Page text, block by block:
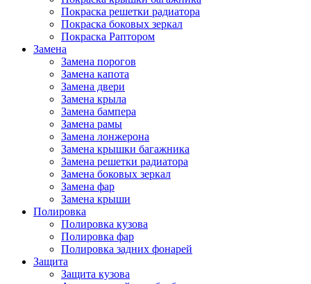
Покраска решетки радиатора
Покраска боковых зеркал
Покраска Раптором
Замена
Замена порогов
Замена капота
Замена двери
Замена крыла
Замена бампера
Замена рамы
Замена лонжерона
Замена крышки багажника
Замена решетки радиатора
Замена боковых зеркал
Замена фар
Замена крыши
Полировка
Полировка кузова
Полировка фар
Полировка задних фонарей
Защита
Защита кузова